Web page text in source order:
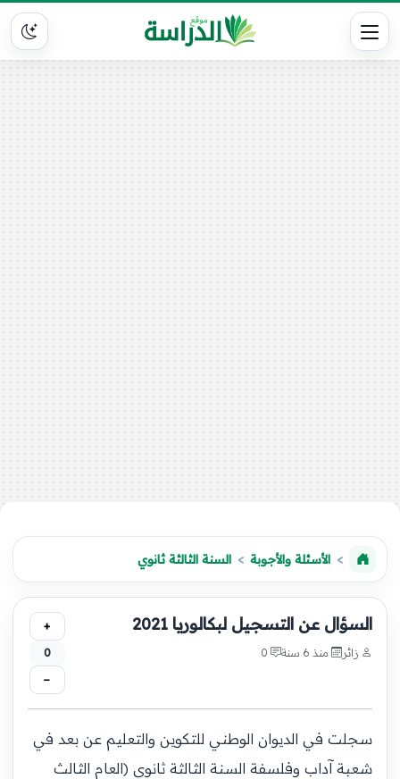
الأسئلة والأجوبة السنة الثالثة ثانوي
السؤال عن التسجيل لبكالوريا 2021
زائر منذ 6 سنة
+
0
−
سجلت في الديوان الوطني للتكوين والتعليم عن بعد في
شعبة آداب وفلسفة السنة الثالثة ثانوي (العام الثالث